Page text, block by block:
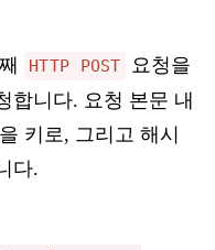
HTTP POST
요청을
합니다. 요청 본문 내
키로, 그리고 해시
다.